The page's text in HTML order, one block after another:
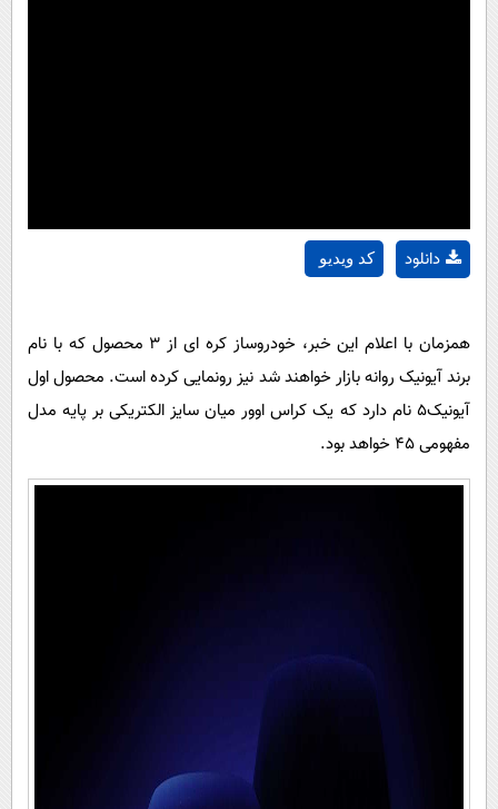
کد ویدیو دانلود
همزمان با اعلام این خبر، خودروساز کره ای از 3 محصول که با نام
برند آیونیک روانه بازار خواهند شد نیز رونمایی کرده است. محصول اول
آیونیک5 نام دارد که یک کراس اوور میان سایز الکتریکی بر پایه مدل
مفهومی 45 خواهد بود.